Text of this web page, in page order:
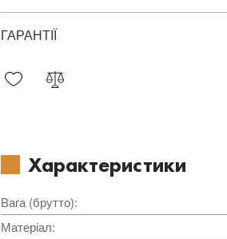
ГАРАНТІЇ
Характеристики
Вага (брутто):
Матеріал: